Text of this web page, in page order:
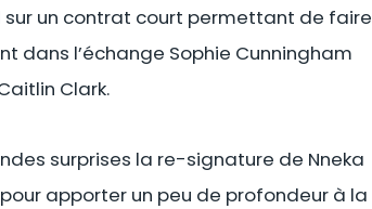
un contrat court permettant de faire
dans l’échange Sophie Cunningham
Clark.
surprises la re-signature de Nneka
apporter un peu de profondeur à la